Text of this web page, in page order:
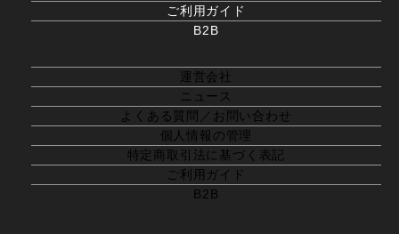
ご利用ガイド
B2B
運営会社
ニュース
よくある質問／お問い合わせ
個人情報の管理
特定商取引法に基づく表記
ご利用ガイド
B2B